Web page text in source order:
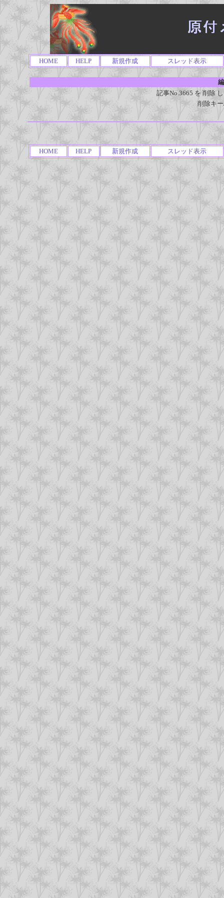
HOME HELP 新規作成 スレッド表示
記事No.3665 を 削除
削除キ
HOME HELP 新規作成 スレッド表示